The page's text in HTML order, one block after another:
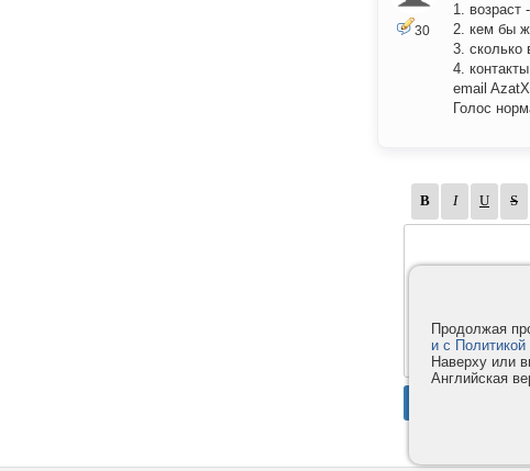
30
1. возраст
2. кем бы
3. сколько
4.
email
Голос
Продолжая
и с
Наверху или
Английская